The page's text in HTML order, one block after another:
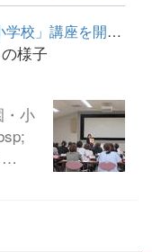
も
をお
楽しみください。 &nbsp; &nbsp;
令和８年度学校図書館「幼稚園・小学校」講座を開催しました
様子
・小